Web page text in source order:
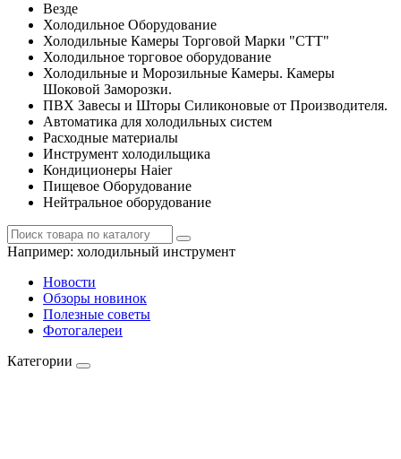
Везде
Холодильное Оборудование
Холодильные Камеры Торговой Марки "СТТ"
Холодильное торговое оборудование
Холодильные и Морозильные Камеры. Камеры
Шоковой Заморозки.
ПВХ Завесы и Шторы Силиконовые от Производителя.
Автоматика для холодильных систем
Расходные материалы
Инструмент холодильщика
Кондиционеры Haier
Пищевое Оборудование
Нейтральное оборудование
Например: холодильный инструмент
Новости
Обзоры новинок
Полезные советы
Фотогалереи
Категории